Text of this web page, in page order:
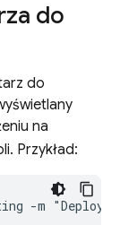
do
do
na
Przykład:
-m "Deploying